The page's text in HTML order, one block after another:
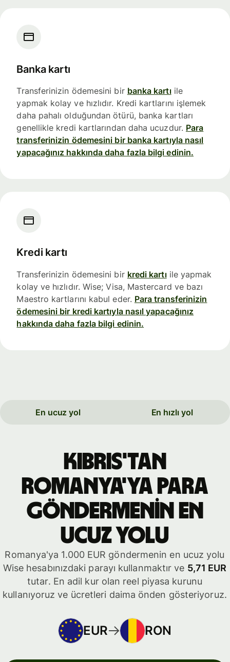
Banka kartı
Transferinizin ödemesini bir banka kartıile
yapmak kolay ve hızlıdır. Kredi kartlarını işlemek
daha pahalı olduğundan ötürü, banka kartları
genellikle kredi kartlarından daha ucuzdur. Para
transferinizin ödemesini bir banka kartıyla nasıl
yapacağınız hakkında daha fazla bilgi edinin.
Kredi kartı
Transferinizin ödemesini bir kredi kartıile yapmak
kolay ve hızlıdır. Wise; Visa, Mastercard ve bazı
Maestro kartlarını kabul eder. Para transferinizin
ödemesini bir kredi kartıyla nasıl yapacağınız
hakkında daha fazla bilgi edinin.
En ucuz yol En hızlı yol
Kıbrıs'tan
Romanya'ya para
göndermenin en
ucuz yolu
Romanya'ya 1.000 EUR göndermenin en ucuz yolu
Wise hesabınızdaki parayı kullanmaktır ve 5,71 EUR
tutar. En adil kur olan reel piyasa kurunu
kullanıyoruz ve ücretleri daima önden gösteriyoruz.
EUR RON